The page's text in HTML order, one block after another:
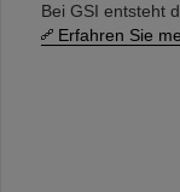
Bei GSI entsteht
Erfahren Sie